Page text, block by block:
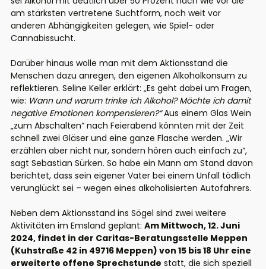
am stärksten vertretene Suchtform, noch weit vor
anderen Abhängigkeiten gelegen, wie Spiel- oder
Cannabissucht.
Darüber hinaus wolle man mit dem Aktionsstand die
Menschen dazu anregen, den eigenen Alkoholkonsum zu
reflektieren. Seline Keller erklärt: „Es geht dabei um Fragen,
wie: Wann und warum trinke ich Alkohol? Möchte ich damit
negative Emotionen kompensieren?“Aus einem Glas Wein
„zum Abschalten“ nach Feierabend könnten mit der Zeit
schnell zwei Gläser und eine ganze Flasche werden. „Wir
erzählen aber nicht nur, sondern hören auch einfach zu“,
sagt Sebastian Sürken. So habe ein Mann am Stand davon
berichtet, dass sein eigener Vater bei einem Unfall tödlich
verunglückt sei – wegen eines alkoholisierten Autofahrers.
Neben dem Aktionsstand ins Sögel sind zwei weitere
Aktivitäten im Emsland geplant: Am Mittwoch, 12. Juni
2024, findet in der Caritas-Beratungsstelle Meppen
(Kuhstraße 42 in 49716 Meppen) von 15 bis 18 Uhr eine
erweiterte offene Sprechstunde statt, die sich speziell